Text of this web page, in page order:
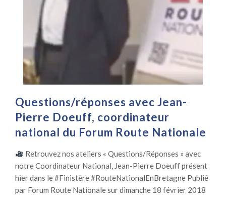
Questions/réponses avec Jean-
Pierre Doeuff, coordinateur
national du Forum Route Nationale
Retrouvez nos ateliers « Questions/Réponses » avec
notre Coordinateur National, Jean-Pierre Doeuff présent
hier dans le #Finistère #RouteNationalEnBretagne Publié
par Forum Route Nationale sur dimanche 18 février 2018